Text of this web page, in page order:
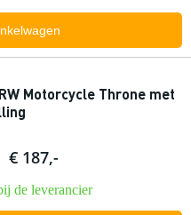
Motorcycle Throne met
€ 187,-
de leverancier